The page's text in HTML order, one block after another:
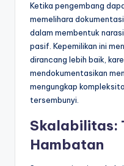
Ketika pengembang
memelihara
dalam membentuk
pasif. Kepemilikan ini
dirancang lebih baik,
mendokumentasikan
mengungkap
tersembunyi.
Skalabilitas:
Hambatan